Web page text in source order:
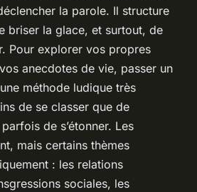
la parole. Il structure
briser la glace, et surtout, de
Pour explorer vos propres
anecdotes de vie, passer un
méthode ludique très
de se classer que de
de s’étonner. Les
mais certains thèmes
: les relations
sociales, les